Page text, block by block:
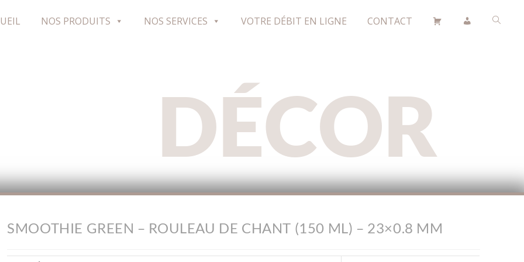
NOS PRODUITS NOS SERVICES VOTRE DÉBIT EN LIGNE CONTACT
DÉCOR
SMOOTHIE GREEN – ROULEAU DE CHANT (150 ML) – 23×0.8 MM